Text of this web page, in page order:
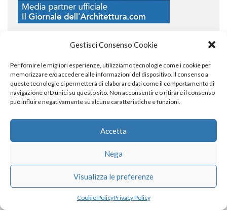
Gestisci Consenso Cookie
Per fornire le migliori esperienze, utilizziamo tecnologie come i cookie per
memorizzare e/o accedere alle informazioni del dispositivo. Il consenso a
queste tecnologie ci permetterà di elaborare dati come il comportamento di
navigazione o ID unici su questo sito. Non acconsentire o ritirare il consenso
può influire negativamente su alcune caratteristiche e funzioni.
Accetta
Nega
Visualizza le preferenze
Cookie PolicyPrivacy Policy
COPYRIGHT
© TheArchitecturalPost 2024
SOCIAL NETWORK
facebookinstagram